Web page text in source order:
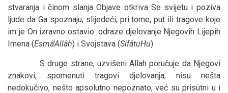
stvaranja i činom slanja Objave otkriva Se svijetu i poziva
ljude da Ga spoznaju, slijedeći, pri tome, put ili tragove koje
im je On izravno ostavio: odraze djelovanje Njegovih Lijepih
Imena (Esmâ'Allâh) i Svojstava (SifâtuHu).
S druge strane, uzvišeni Allah poručuje da Njegovi
znakovi, spomenuti tragovi djelovanja, nisu nešta
nedokučivo, nešto apsolutno nepoznato, već su prisutni u i